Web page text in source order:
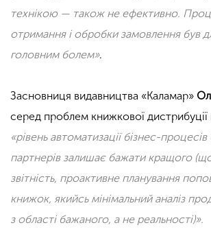
технікою — також не ефективно.
отримання іобробки замовлення був
головним болем».
Засновниця видавництва «Каламар»
серед проблем книжкової
«рівень автоматизації бізнес-процесів
партнерів залишає бажати кращого
звітність, проактивне планування
книжок, якийсь мінімальний аналіз
з області бажаного, а не реальності)».